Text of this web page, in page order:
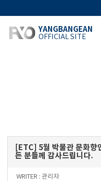
YANGBANGEAN
OFFICIAL SITE
[ETC] 5월 박물관 문화향
든 분들께 감사드립니다.
WRITER : 관리자